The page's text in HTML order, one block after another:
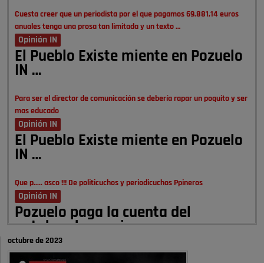
Cuesta creer que un periodista por el que pagamos 69.881,14 euros
anuales tenga una prosa tan limitada y un texto …
Opinión IN
El Pueblo Existe miente en Pozuelo
IN …
Para ser el director de comunicación se debería rapar un poquito y ser
mas educado
Opinión IN
El Pueblo Existe miente en Pozuelo
IN …
Que p..... asco !!! De politicuchos y periodicuchos Ppineros
Opinión IN
Pozuelo paga la cuenta del
autobombo: casi …
Señora Alcaldesa Ud no ha vivido nunca en Pozuelo , pero yo si desde
octubre de 2023